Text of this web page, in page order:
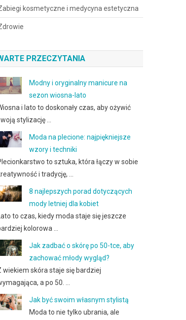
kosmetyczne i medycyna estetyczna
PRZECZYTANIA
Modny i oryginalny manicure na
sezon wiosna-lato
i lato to doskonały czas, aby ożywić
stylizację …
Moda na plecione: najpiękniejsze
wzory i techniki
to sztuka, która łączy w sobie
i tradycję, …
8 najlepszych porad dotyczących
mody letniej dla kobiet
Lato to czas, kiedy moda staje się jeszcze
kolorowa …
Jak zadbać o skórę po 50-tce, aby
zachować młody wygląd?
wiekiem skóra staje się bardziej
a po 50. …
Jak być swoim własnym stylistą
Moda to nie tylko ubrania, ale